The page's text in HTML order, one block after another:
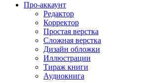
Про-аккаунт
Редактор
Корректор
Простая верстка
Сложная верстка
Дизайн обложки
Иллюстрации
Тираж книги
Аудиокнига